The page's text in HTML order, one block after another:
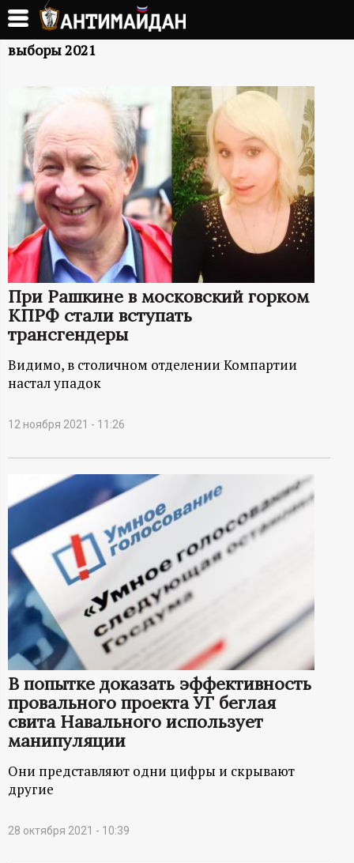
Перейти
основному
А
И
М
А
Й
Д
А
Н
-
и
н
ф
о
р
м
а
ц
и
выборы 2021
При Рашкине в московский горком
КПРФ стали вступать
трансгендеры
Видимо, в столичном отделении Компартии
настал упадок
12 ноября 2021 - 11:26
В попытке доказать эффективность
провального проекта УГ беглая
свита Навального использует
манипуляции
Они представляют одни цифры и скрывают
другие
28 октября 2021 - 10:39